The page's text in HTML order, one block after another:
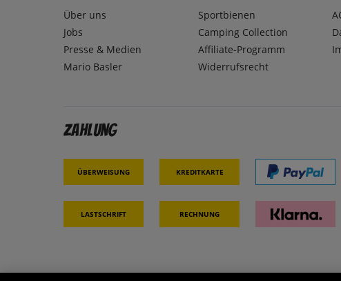
Über uns
Jobs
Presse & Medien
Mario Basler
Sportbienen
Camping Collection
Affiliate-Programm
Widerrufsrecht
Zahlung
Überweisung Kreditkarte
Lastschrift Rechnung